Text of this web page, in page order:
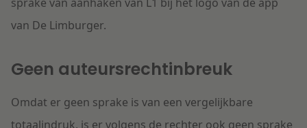
van De Limburger.
Geen auteursrechtinbreuk
Omdat er geen sprake is van een vergelijkbare
totaalindruk, is er volgens de rechter ook geen sprake